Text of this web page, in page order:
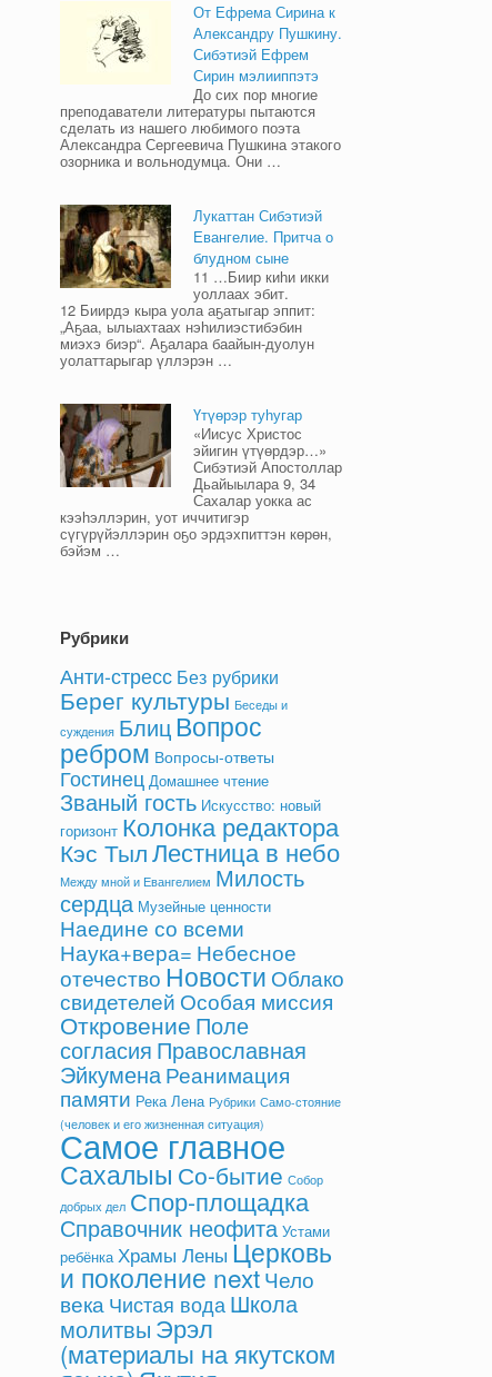
От Ефрема Сирина к
Александру Пушкину.
Сибэтиэй Ефрем
Сирин мэлииппэтэ
До сих пор многие
преподаватели литературы пытаются
сделать из нашего любимого поэта
Александра Сергеевича Пушкина этакого
озорника и вольнодумца. Они …
Лукаттан Сибэтиэй
Евангелие. Притча о
блудном сыне
11 …Биир киһи икки
уоллаах эбит.
12 Биирдэ кыра уола аҕатыгар эппит:
„Аҕаа, ылыахтаах нэһилиэстибэбин
миэхэ биэр“. Аҕалара баайын-дуолун
уолаттарыгар үллэрэн …
Үтүөрэр туһугар
«Иисус Христос
эйигин үтүөрдэр…»
Сибэтиэй Апостоллар
Дьайыылара 9, 34
Сахалар уокка ас
кээһэллэрин, уот иччитигэр
сүгүрүйэллэрин оҕо эрдэхпиттэн көрөн,
бэйэм …
Рубрики
Анти-стресс Без рубрики
Берег культуры Беседы и
суждения БлицВопрос
ребром Вопросы-ответы
Гостинец Домашнее чтение
Званый гость Искусство: новый
горизонт Колонка редактора
Кэс ТылЛестница в небо
Между мной и Евангелием Милость
сердца Музейные ценности
Наедине со всеми
Наука+вера= Небесное
отечество Новости Облако
свидетелей Особая миссия
Откровение Поле
согласия Православная
ЭйкуменаРеанимация
памяти Река Лена Рубрики Само-стояние
(человек и его жизненная ситуация)
Самое главное
Сахалыы Со-бытие Собор
добрых дел Спор-площадка
Справочник неофита Устами
ребёнка Храмы Лены Церковь
и поколение nextЧело
векаЧистая вода Школа
молитвы Эрэл
(материалы на якутском